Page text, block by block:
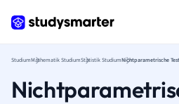
StudiumMathematik StudiumStatistik StudiumNichtparametrische